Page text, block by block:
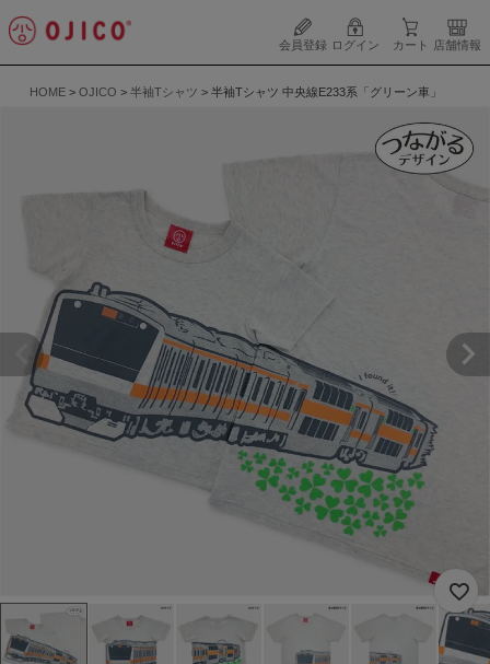
会員登録 ログイン カート 店舗情報
HOME OJICO 半袖Tシャツ 半袖Tシャツ 中央線E233系「グリーン車」